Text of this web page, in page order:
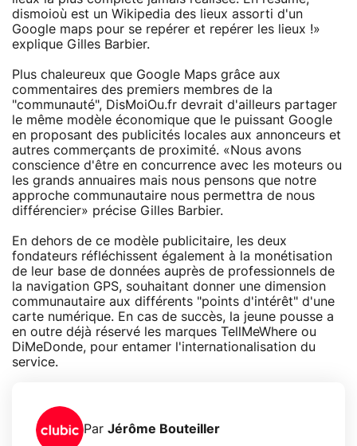
dismoioù est un Wikipedia des lieux assorti d'un
Google maps pour se repérer et repérer les lieux !»
explique Gilles Barbier.
Plus chaleureux que Google Maps grâce aux
commentaires des premiers membres de la
"communauté", DisMoiOu.fr devrait d'ailleurs partager
le même modèle économique que le puissant Google
en proposant des publicités locales aux annonceurs et
autres commerçants de proximité. «Nous avons
conscience d'être en concurrence avec les moteurs ou
les grands annuaires mais nous pensons que notre
approche communautaire nous permettra de nous
différencier» précise Gilles Barbier.
En dehors de ce modèle publicitaire, les deux
fondateurs réfléchissent également à la monétisation
de leur base de données auprès de professionnels de
la navigation GPS, souhaitant donner une dimension
communautaire aux différents "points d'intérêt" d'une
carte numérique. En cas de succès, la jeune pousse a
en outre déjà réservé les marques TellMeWhere ou
DiMeDonde, pour entamer l'internationalisation du
service.
Par Jérôme Bouteiller